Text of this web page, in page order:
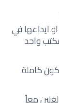
ايداعها في
واحد
كاملة
معاً